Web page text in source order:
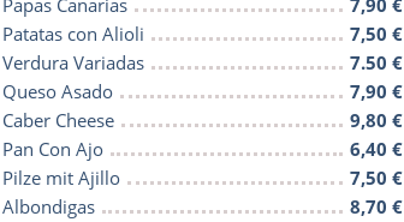
Patatas con Alioli
7,50 €
Verdura Variadas
7.50 €
Queso Asado
7,90 €
Caber Cheese
9,80 €
Pan Con Ajo
6,40 €
Pilze mit Ajillo
7,50 €
Albondigas
8,70 €